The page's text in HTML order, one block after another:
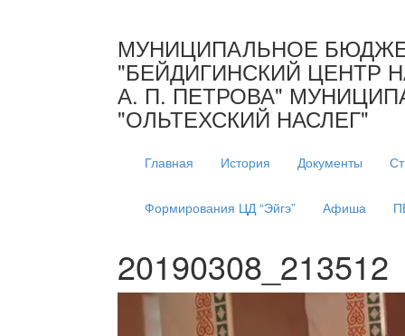
МУНИЦИПАЛЬНОЕ
"БЕЙДИГИНСКИЙ ЦЕНТР
А. П. ПЕТРОВА"
"ОЛЬТЕХСКИЙ НАСЛЕГ"
Главная История Документы
Формирования ЦД “Эйгэ” Афиша
20190308_213512